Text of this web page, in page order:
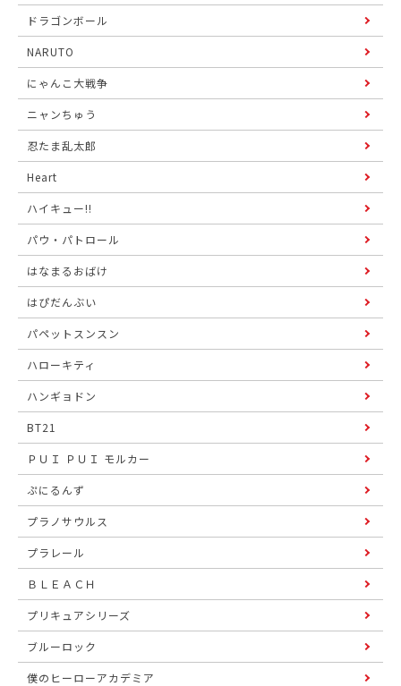
ドラゴンボール
NARUTO
にゃんこ大戦争
ニャンちゅう
忍たま乱太郎
Heart
ハイキュー!!
パウ・パトロール
はなまるおばけ
はぴだんぶい
パペットスンスン
ハローキティ
ハンギョドン
BT21
ＰＵＩ ＰＵＩ モルカー
ぷにるんず
プラノサウルス
プラレール
ＢＬＥＡＣＨ
プリキュアシリーズ
ブルーロック
僕のヒーローアカデミア